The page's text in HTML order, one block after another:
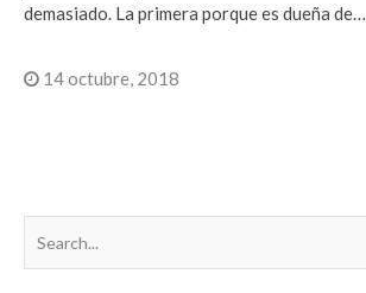
demasiado. La primera porque es dueña de…
14 octubre, 2018